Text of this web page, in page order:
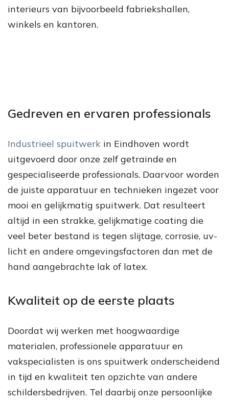
interieurs van bijvoorbeeld fabriekshallen,
winkels en kantoren.
Gedreven en ervaren professionals
Industrieel spuitwerk in Eindhoven wordt
uitgevoerd door onze zelf getrainde en
gespecialiseerde professionals. Daarvoor worden
de juiste apparatuur en technieken ingezet voor
mooi en gelijkmatig spuitwerk. Dat resulteert
altijd in een strakke, gelijkmatige coating die
veel beter bestand is tegen slijtage, corrosie, uv-
licht en andere omgevingsfactoren dan met de
hand aangebrachte lak of latex.
Kwaliteit op de eerste plaats
Doordat wij werken met hoogwaardige
materialen, professionele apparatuur en
vakspecialisten is ons spuitwerk onderscheidend
in tijd en kwaliteit ten opzichte van andere
schildersbedrijven. Tel daarbij onze persoonlijke